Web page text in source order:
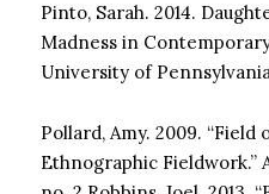
Pinto, Sarah. 2014.
Madness in
University of
Pollard, Amy. 2009.
Ethnographic Fieldwork.”